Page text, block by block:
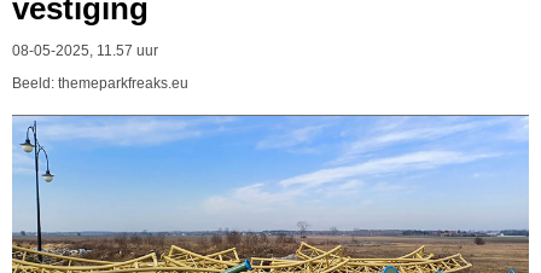
vestiging
08-05-2025, 11.57 uur
Beeld: themeparkfreaks.eu